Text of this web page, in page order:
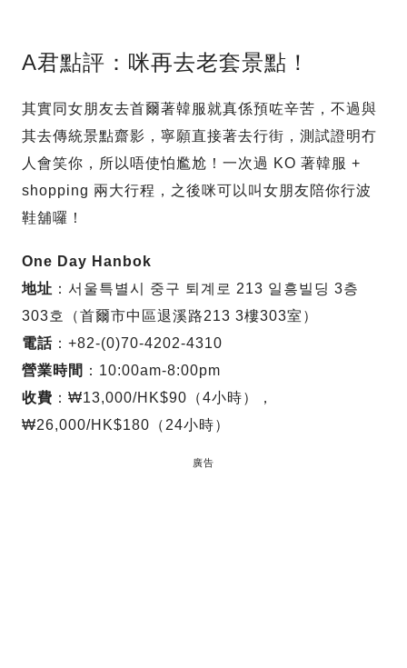
A君點評：咪再去老套景點！
其實同女朋友去首爾著韓服就真係預咗辛苦，不過與
其去傳統景點齋影，寧願直接著去行街，測試證明冇
人會笑你，所以唔使怕尷尬！一次過 KO 著韓服 +
shopping 兩大行程，之後咪可以叫女朋友陪你行波
鞋舖囉！
One Day Hanbok
地址 ：서울특별시 중구 퇴계로 213 일흥빌딩 3층
303호（首爾市中區退溪路213 3樓303室）
電話 ：+82-(0)70-4202-4310
營業時間 ：10:00am-8:00pm
收費 ：₩13,000/HK$90（4小時），
₩26,000/HK$180（24小時）
廣告